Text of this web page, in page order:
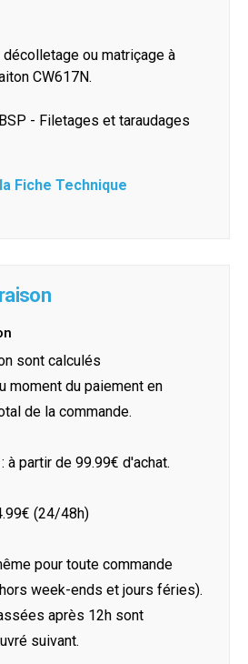
décolletage ou matriçage à
CW617N.
- Filetages et taraudages
Fiche Technique
sont calculés
moment du paiement en
de la commande.
à partir de 99.99€ d'achat.
(24/48h)
pour toute commande
week-ends et jours féries).
après 12h sont
suivant.